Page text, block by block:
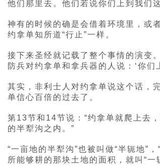
他们那里去。他们若说你们上到我们
神有的时候的确是会借着环境里，或
约拿单知所道“行止”一样。
接下来圣经就记载了整个事情的演变
防兵对约拿单和拿兵器的人说：‘你
其实，非利士人对约拿单说这个话，
单信心百倍的过去了。
第13节和14节说：“约拿单就爬上去
的半犁沟之内。”
“一亩地的半犁沟”也被叫做“半轭地”
所能够耕的那块土地的面积，就叫“